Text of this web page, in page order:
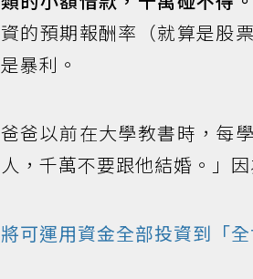
資的預期報酬率（就算是股
是暴利。
爸爸以前在大學教書時，每
人，千萬不要跟他結婚。」
將可運用資金全部投資到「